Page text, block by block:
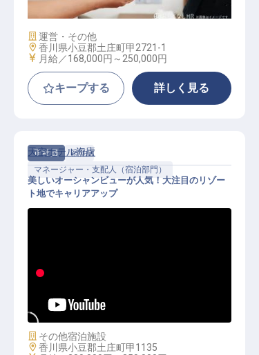
施設業態
運営・その他
勤務地
香川県小豆郡土庄町甲2721-1
給与
月給／168,000円～ 250,000円
キープする 詳しく見る
正社員
宿泊
マネージャー・支配人（宿泊部門）
経験OK／連休制度あり
天空ホテル海廬
美しいオーシャンビューが人気！大注目のリゾー
ト地でキャリアアップ
施設業態
その他宿泊施設
勤務地
香川県小豆郡土庄町甲1135